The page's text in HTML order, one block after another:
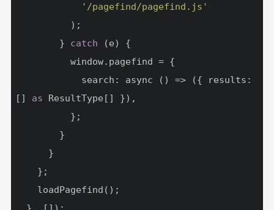
'/pagefind/pagefind.js'
        }
catch (e) {
          window.pagefind = {
[] as ResultType[] }),